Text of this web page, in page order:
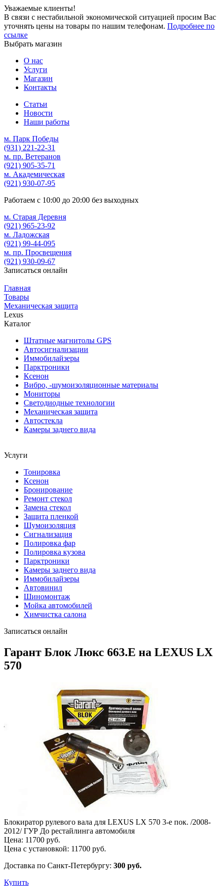
Уважаемые клиенты!
В связи с нестабильной экономической ситуацией просим Вас
уточнять цены на товары по нашим телефонам. Подробнее по
ссылке
Выбрать магазин
О нас
Услуги
Магазин
Контакты
Статьи
Новости
Наши работы
м. Парк Победы
(931) 221-22-31
м. пр. Ветеранов
(921) 905-35-71
м. Академическая
(921) 930-07-95
Работаем с 10:00 до 20:00 без выходных
м. Старая Деревня
(921) 965-23-92
м. Ладожская
(921) 99-44-095
м. пр. Просвещения
(921) 930-09-67
Записаться онлайн
Главная
Товары
Механическая защита
Lexus
Каталог
Штатные магнитолы GPS
Автосигнализации
Иммобилайзеры
Парктроники
Ксенон
Вибро, -шумоизоляционные материалы
Мониторы
Светодиодные технологии
Механическая защита
Автостекла
Камеры заднего вида
Услуги
Тонировка
Ксенон
Бронирование
Ремонт стекол
Замена стекол
Защита пленкой
Шумоизоляция
Сигнализация
Полировка фар
Полировка кузова
Парктроники
Камеры заднего вида
Иммобилайзеры
Автовинил
Шиномонтаж
Мойка автомобилей
Химчистка салона
Записаться онлайн
Гарант Блок Люкс 663.E на LEXUS LX
570
Блокиратор рулевого вала для LEXUS LX 570 3-е пок. /2008-
2012/ ГУР До рестайлинга автомобиля
Цена: 11700 руб.
Цена с установкой: 11700 руб.
Доставка по Санкт-Петербургу: 300 руб.
Купить